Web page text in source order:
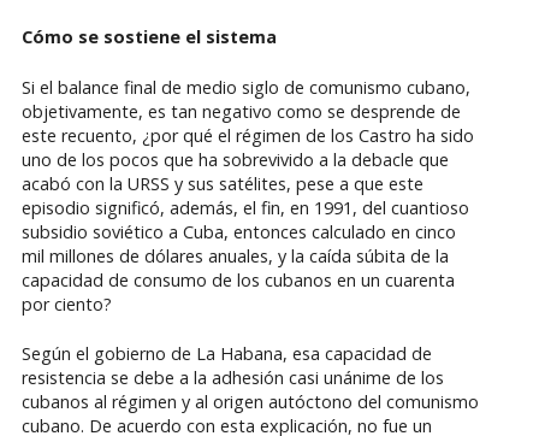
Cómo se sostiene el sistema
Si el balance final de medio siglo de comunismo cubano,
objetivamente, es tan negativo como se desprende de
este recuento, ¿por qué el régimen de los Castro ha sido
uno de los pocos que ha sobrevivido a la debacle que
acabó con la URSS y sus satélites, pese a que este
episodio significó, además, el fin, en 1991, del cuantioso
subsidio soviético a Cuba, entonces calculado en cinco
mil millones de dólares anuales, y la caída súbita de la
capacidad de consumo de los cubanos en un cuarenta
por ciento?
Según el gobierno de La Habana, esa capacidad de
resistencia se debe a la adhesión casi unánime de los
cubanos al régimen y al origen autóctono del comunismo
cubano. De acuerdo con esta explicación, no fue un